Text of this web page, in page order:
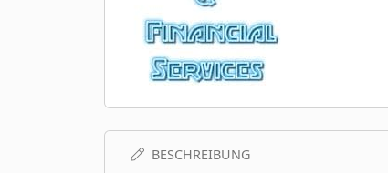
BESCHREIBUNG